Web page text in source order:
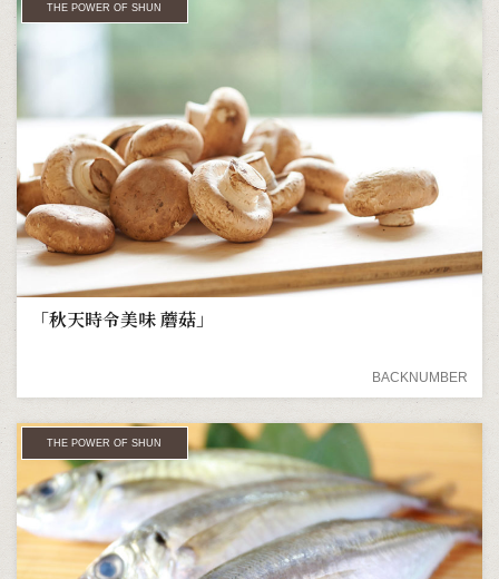
THE POWER OF SHUN
「秋天時令美味 蘑菇」
BACKNUMBER
THE POWER OF SHUN